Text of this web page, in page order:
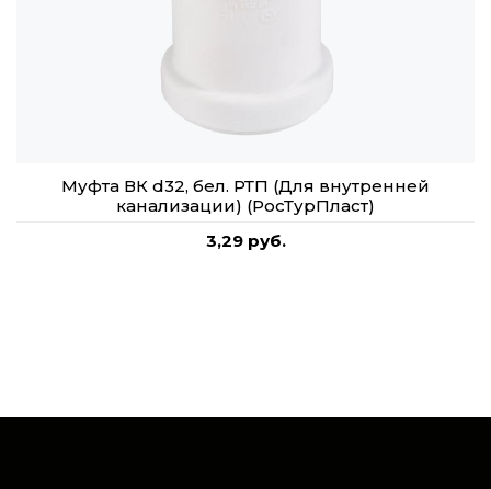
Муфта ВК d32, бел. РТП (Для внутренней
канализации) (РосТурПласт)
3,29 руб.